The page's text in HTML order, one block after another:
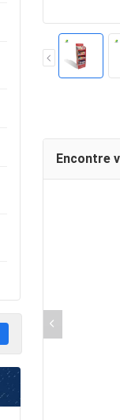
Encontre